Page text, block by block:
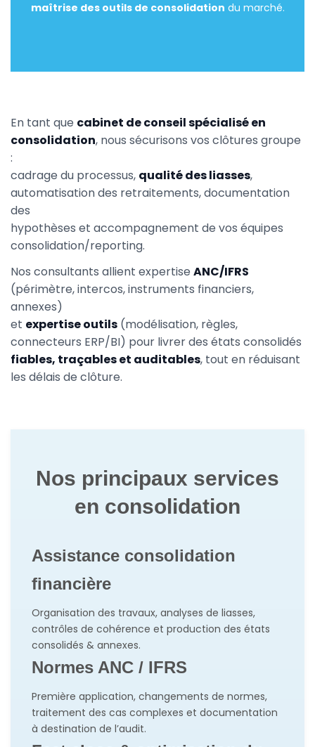
maîtrise des outils de consolidation du marché.
En tant que cabinet de conseil spécialisé en
consolidation, nous sécurisons vos clôtures groupe
:
cadrage du processus, qualité des liasses,
automatisation des retraitements, documentation
des
hypothèses et accompagnement de vos équipes
consolidation/reporting.
Nos consultants allient expertise ANC/IFRS
(périmètre, intercos, instruments financiers,
annexes)
et expertise outils (modélisation, règles,
connecteurs ERP/BI) pour livrer des états consolidés
fiables, traçables et auditables, tout en réduisant
les délais de clôture.
Nos principaux services
en consolidation
Assistance consolidation
financière
Organisation des travaux, analyses de liasses,
contrôles de cohérence et production des états
consolidés & annexes.
Normes ANC / IFRS
Première application, changements de normes,
traitement des cas complexes et documentation
à destination de l’audit.